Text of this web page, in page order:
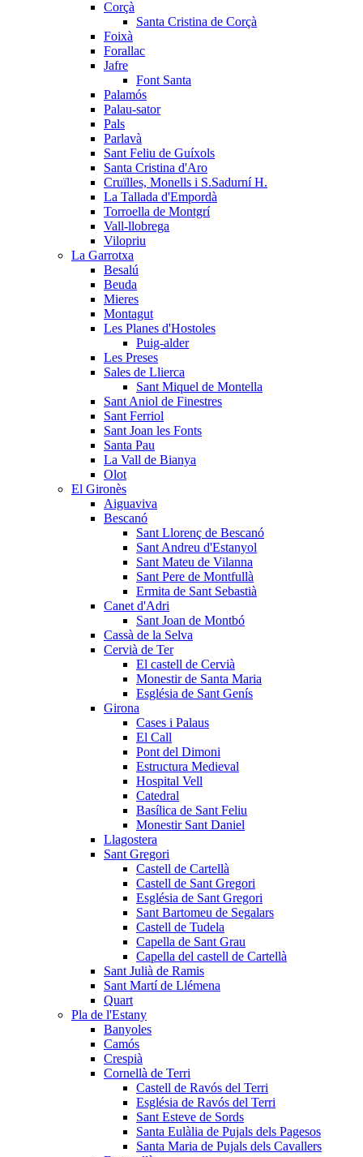
Corçà
Santa Cristina de Corçà
Foixà
Forallac
Jafre
Font Santa
Palamós
Palau-sator
Pals
Parlavà
Sant Feliu de Guíxols
Santa Cristina d'Aro
Cruïlles, Monells i S.Sadurní H.
La Tallada d'Empordà
Torroella de Montgrí
Vall-llobrega
Vilopriu
La Garrotxa
Besalú
Beuda
Mieres
Montagut
Les Planes d'Hostoles
Puig-alder
Les Preses
Sales de Llierca
Sant Miquel de Montella
Sant Aniol de Finestres
Sant Ferriol
Sant Joan les Fonts
Santa Pau
La Vall de Bianya
Olot
El Gironès
Aiguaviva
Bescanó
Sant Llorenç de Bescanó
Sant Andreu d'Estanyol
Sant Mateu de Vilanna
Sant Pere de Montfullà
Ermita de Sant Sebastià
Canet d'Adri
Sant Joan de Montbó
Cassà de la Selva
Cervià de Ter
El castell de Cervià
Monestir de Santa Maria
Església de Sant Genís
Girona
Cases i Palaus
El Call
Pont del Dimoni
Estructura Medieval
Hospital Vell
Catedral
Basílica de Sant Feliu
Monestir Sant Daniel
Llagostera
Sant Gregori
Castell de Cartellà
Castell de Sant Gregori
Església de Sant Gregori
Sant Bartomeu de Segalars
Castell de Tudela
Capella de Sant Grau
Capella del castell de Cartellà
Sant Julià de Ramis
Sant Martí de Llémena
Quart
Pla de l'Estany
Banyoles
Camós
Crespià
Cornellà de Terri
Castell de Ravós del Terri
Església de Ravós del Terri
Sant Esteve de Sords
Santa Eulàlia de Pujals dels Pagesos
Santa Maria de Pujals dels Cavallers